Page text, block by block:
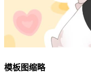
模板图缩略